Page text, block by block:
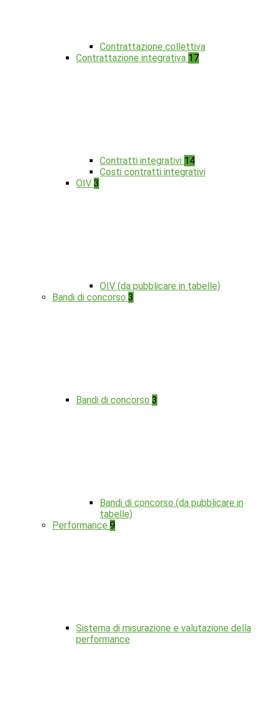
Contrattazione collettiva
Contrattazione integrativa 17
Contratti integrativi 14
Costi contratti integrativi
OIV 3
OIV (da pubblicare in tabelle)
Bandi di concorso 3
Bandi di concorso 3
Bandi di concorso (da pubblicare in
tabelle)
Performance 9
Sistema di misurazione e valutazione della
performance